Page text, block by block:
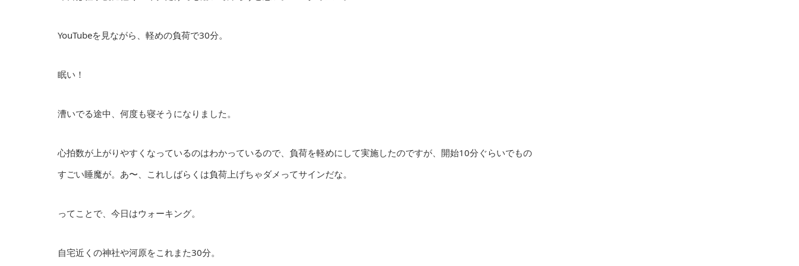
YouTubeを見ながら、軽めの負荷で30分。
眠い！
漕いでる途中、何度も寝そうになりました。
心拍数が上がりやすくなっているのはわかっているので、負荷を軽めにして実施したのですが、開始10分ぐらいでもの
すごい睡魔が。あ〜、これしばらくは負荷上げちゃダメってサインだな。
ってことで、今日はウォーキング。
自宅近くの神社や河原をこれまた30分。